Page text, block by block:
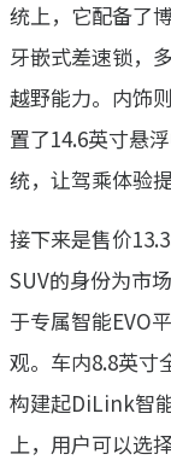
统上，它配备了
牙嵌式差速锁，
越野能力。内饰
置了14.6英寸悬
统，让驾乘体验
接下来是售价
SUV的身份为市
于专属智能EVO
观。车内8.8英寸
构建起DiLink智
上，用户可以选